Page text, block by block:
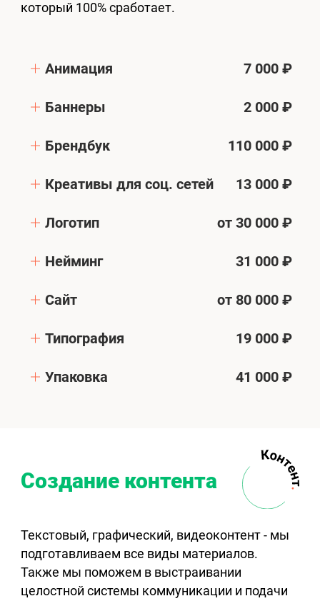
который 100% сработает.
Анимация 7 000 ₽
Баннеры 2 000 ₽
Брендбук 110 000 ₽
Креативы для соц. сетей 13 000 ₽
Логотип от 30 000 ₽
Нейминг 31 000 ₽
Сайт от 80 000 ₽
Типография 19 000 ₽
Упаковка 41 000 ₽
Создание контента
Текстовый, графический, видеоконтент - мы
подготавливаем все виды материалов.
Также мы поможем в выстраивании
целостной системы коммуникации и подачи